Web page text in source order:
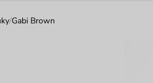
/Gabi Brown